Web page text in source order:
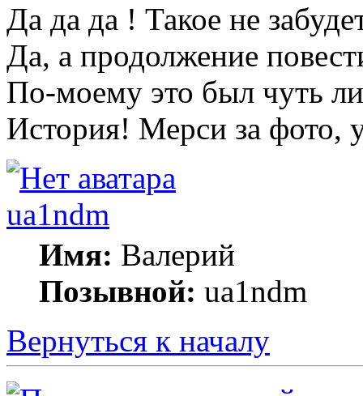
Да да да ! Такое не
Да, а продолжение
По-моему это был чуть
История! Мерси за фото,
ua1ndm
Имя: Валерий
Позывной: ua1ndm
Вернуться к началу